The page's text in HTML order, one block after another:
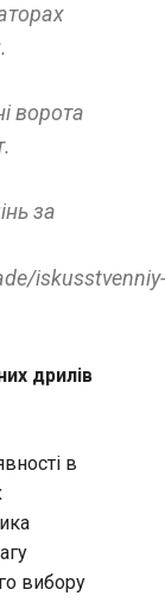
ворота
за
iskusstvenniy-
дрилів
в
вибору